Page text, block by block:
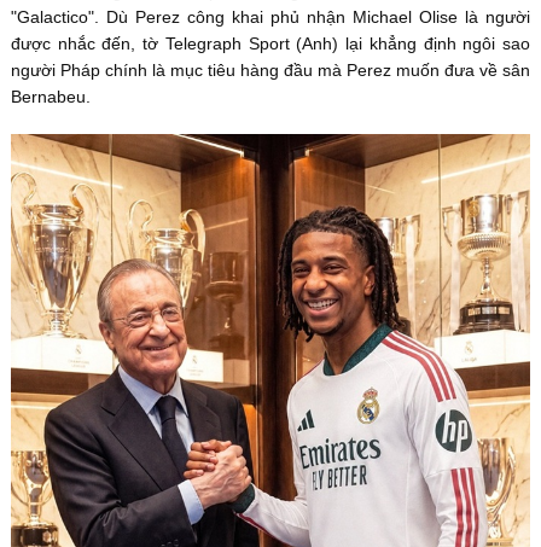
"Galactico". Dù Perez công khai phủ nhận Michael Olise là người
được nhắc đến, tờ Telegraph Sport (Anh) lại khẳng định ngôi sao
người Pháp chính là mục tiêu hàng đầu mà Perez muốn đưa về sân
Bernabeu.